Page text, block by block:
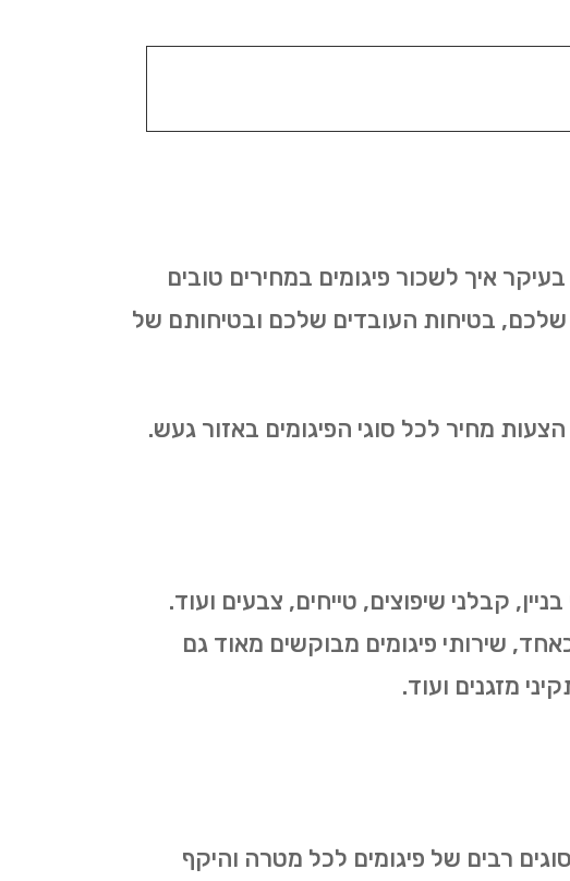
איך לשכור פיגומים במחירים טובים
שלכם, בטיחות העובדים שלכם ובטיחותם של
מחיר לכל סוגי הפיגומים באזור געש.
קבלני שיפוצים, טייחים, צבעים ועוד.
שירותי פיגומים מבוקשים מאוד גם
מזגנים ועוד.
רבים של פיגומים לכל מטרה והיקף